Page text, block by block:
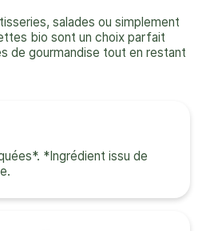
salades ou simplement
bio sont un choix parfait
de gourmandise tout en restant
*Ingrédient issu de